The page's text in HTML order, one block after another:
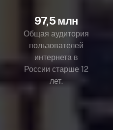
97,5 млн
Общая аудитория
пользователей
интернета в
России старше 12
лет.